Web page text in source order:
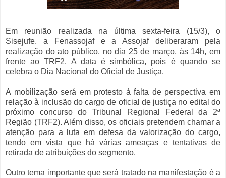
Em reunião realizada na última sexta-feira (15/3), o
Sisejufe, a Fenassojaf e a Assojaf deliberaram pela
realização do ato público, no dia 25 de março, às 14h, em
frente ao TRF2. A data é simbólica, pois é quando se
celebra o Dia Nacional do Oficial de Justiça.
A mobilização será em protesto à falta de perspectiva em
relação à inclusão do cargo de oficial de justiça no edital do
próximo concurso do Tribunal Regional Federal da 2ª
Região (TRF2). Além disso, os oficiais pretendem chamar a
atenção para a luta em defesa da valorização do cargo,
tendo em vista que há várias ameaças e tentativas de
retirada de atribuições do segmento.
Outro tema importante que será tratado na manifestação é a